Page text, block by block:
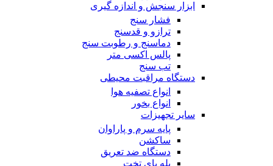
ابزار سنجش و اندازه گیری
فشار سنج
ترازو و قدسنج
دماسنج و رطوبت سنج
پالس اکسی متر
تب سنج
دستگاه مراقبت محیطی
انواع تصفیه هوا
انواع بخور
سایر تجهیزات
پایه سرم و پاراوان
ساکشن
دستگاه ضد تعریق
پله پای تخت